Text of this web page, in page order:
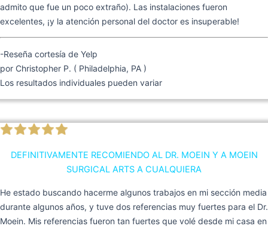
admito que fue un poco extraño). Las instalaciones fueron
excelentes, ¡y la atención personal del doctor es insuperable!
-Reseña cortesía de Yelp
por Christopher P. ( Philadelphia, PA )
Los resultados individuales pueden variar
DEFINITIVAMENTE RECOMIENDO AL DR. MOEIN Y A MOEIN
SURGICAL ARTS A CUALQUIERA
He estado buscando hacerme algunos trabajos en mi sección media
durante algunos años, y tuve dos referencias muy fuertes para el Dr.
Moein. Mis referencias fueron tan fuertes que volé desde mi casa en